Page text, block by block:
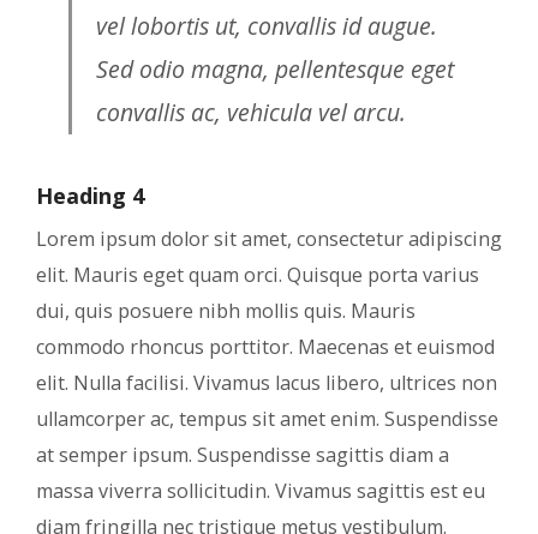
vel lobortis ut, convallis id augue.
Sed odio magna, pellentesque eget
convallis ac, vehicula vel arcu.
Heading 4
Lorem ipsum dolor sit amet, consectetur adipiscing
elit. Mauris eget quam orci. Quisque porta varius
dui, quis posuere nibh mollis quis. Mauris
commodo rhoncus porttitor. Maecenas et euismod
elit. Nulla facilisi. Vivamus lacus libero, ultrices non
ullamcorper ac, tempus sit amet enim. Suspendisse
at semper ipsum. Suspendisse sagittis diam a
massa viverra sollicitudin. Vivamus sagittis est eu
diam fringilla nec tristique metus vestibulum.